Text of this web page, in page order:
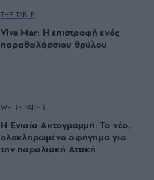
THE TABLE
Vive Mar: Η επιστροφή ενός
παραθαλάσσιου θρύλου
WHITE PAPER
Η Ενιαία Ακτογραμμή: Το νέο,
ολοκληρωμένο αφήγημα για
την παραλιακή Αττική